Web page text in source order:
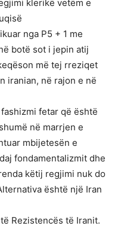
klerikë vetëm e
nga P5 + 1 me
botë sot i jepin atij
më tej rreziqet
iranian, në rajon e në
fetar që është
në marrjen e
mbijetesën e
fondamentalizmit dhe
këtij regjimi nuk do
është një Iran
Rezistencës të Iranit.